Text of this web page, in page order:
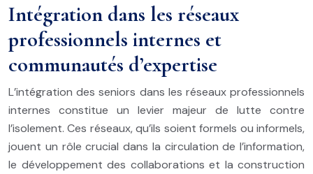
Intégration dans les réseaux
professionnels internes et
communautés d’expertise
L’intégration des seniors dans les réseaux professionnels
internes constitue un levier majeur de lutte contre
l’isolement. Ces réseaux, qu’ils soient formels ou informels,
jouent un rôle crucial dans la circulation de l’information,
le développement des collaborations et la construction